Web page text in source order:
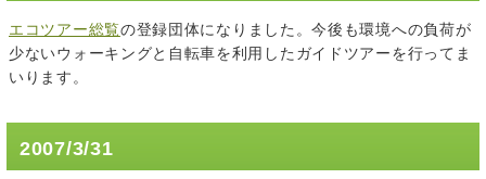
エコツアー総覧の登録団体になりました。今後も環境への負荷が
少ないウォーキングと自転車を利用したガイドツアーを行ってま
いります。
2007/3/31